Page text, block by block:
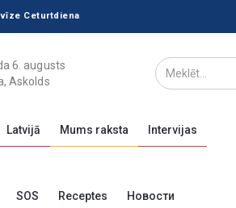
Ceturtdiena
6. augusts
Askolds
Latvijā Mums raksta Intervijas
SOS Receptes Новости